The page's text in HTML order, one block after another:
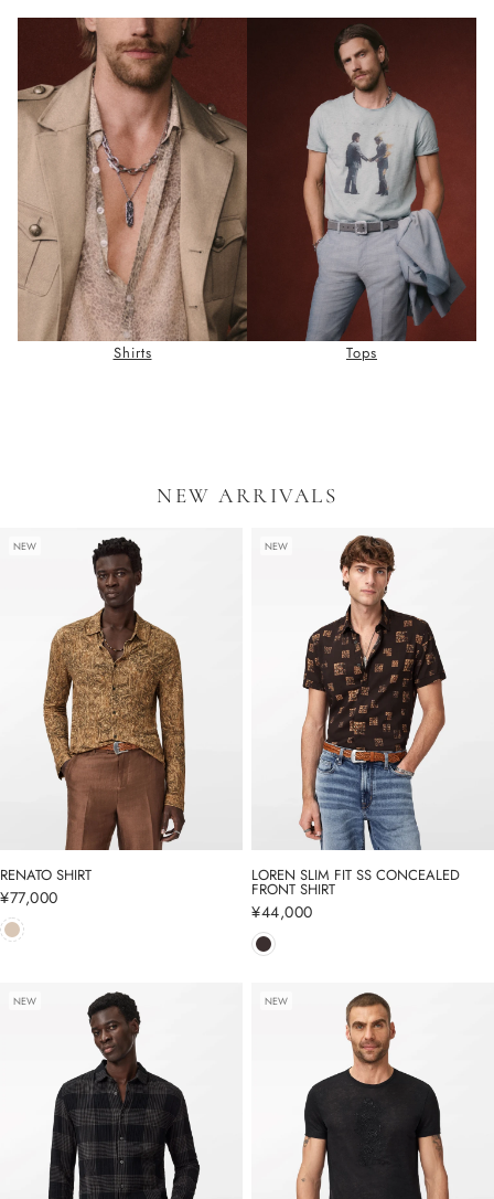
Shirts Tops
NEW ARRIVALS
NEW
RENATO SHIRT
通
常
価
¥77,000
NEW
LOREN SLIM FIT SS CONCEALED
FRONT SHIRT
通
常
価
¥44,000
NEW NEW